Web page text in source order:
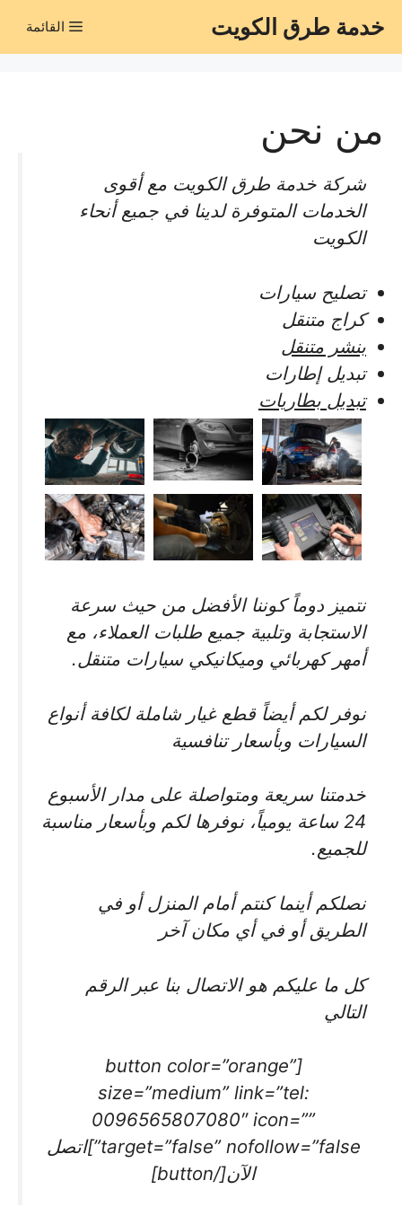
إلى
المحتوى
خدمة طرق الكويت القائمة
من نحن
شركة خدمة طرق الكويت مع أقوى
الخدمات المتوفرة لدينا في جميع أنحاء
الكويت
تصليح سيارات
كراج متنقل
بنشر متنقل
تبديل إطارات
تبديل بطاريات
نتميز دوماً كوننا الأفضل من حيث سرعة
الاستجابة وتلبية جميع طلبات العملاء، مع
أمهر كهربائي وميكانيكي سيارات متنقل.
نوفر لكم أيضاً قطع غيار شاملة لكافة أنواع
السيارات وبأسعار تنافسية
خدمتنا سريعة ومتواصلة على مدار الأسبوع
24 ساعة يومياً، نوفرها لكم وبأسعار مناسبة
للجميع.
نصلكم أينما كنتم أمام المنزل أو في
الطريق أو في أي مكان آخر
كل ما عليكم هو الاتصال بنا عبر الرقم
التالي
[button color=”orange”
size=”medium” link=”tel:
0096565807080″ icon=””
target=”false” nofollow=”false”]اتصل
الآن[/button]